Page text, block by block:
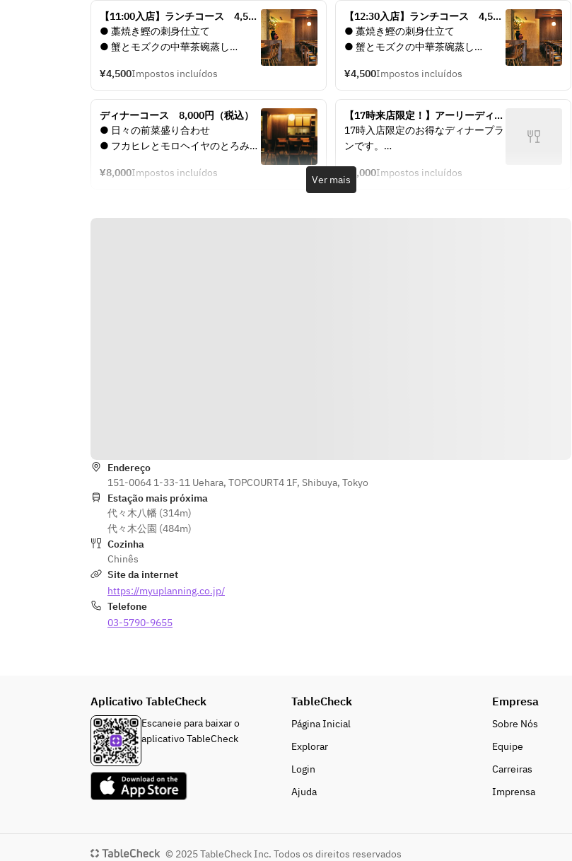
【11:00入店】ランチコース　4,500
円（税込）
● 藁焼き鰹の刺身仕立て
● 蟹とモズクの中華茶碗蒸し
パン添え
● 柔らか豚肉団子と旬野菜の黒酢ソ
ース
● 梅しそ炒飯 と コーンスープ
● デザート
¥4,500Impostos incluídos
【12:30入店】ランチコース　4,500
円（税込）
● 藁焼き鰹の刺身仕立て
● 蟹とモズクの中華茶碗蒸し
パン添え
● 柔らか豚肉団子と旬野菜の黒酢ソ
ース
● 梅しそ炒飯 と コーンスープ
● デザート
¥4,500Impostos incluídos
ディナーコース　8,000円（税込）
● 日々の前菜盛り合わせ
● フカヒレとモロヘイヤのとろみス
● 茄子と春雨のガーリック蒸し
¥8,000Impostos incluídos
【17時来店限定！】アーリーディナ
ーコース
17時入店限定のお得なディナープラ
ンです。
菜・豆腐・麺飯・甘味からお選びい
ただけます。
¥6,000Impostos incluídos
Ver mais
Endereço
151-0064 1-33-11 Uehara, TOPCOURT4 1F, Shibuya, Tokyo
Estação mais próxima
代々木八幡 (314m)
代々木公園 (484m)
Cozinha
Chinês
Site da internet
https://myuplanning.co.jp/
Telefone
03-5790-9655
Aplicativo TableCheck
Escaneie para baixar o
aplicativo TableCheck
TableCheck
Página Inicial
Explorar
Login
Ajuda
Empresa
Sobre Nós
Equipe
Carreiras
Imprensa
© 2025 TableCheck Inc. Todos os direitos reservados